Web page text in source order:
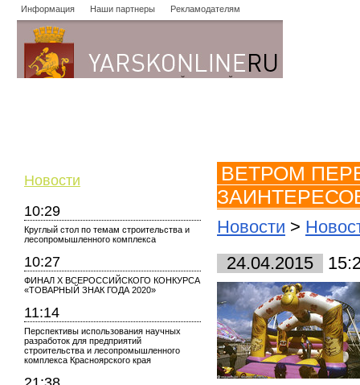
Информация Наши партнеры Рекламодателям
Новости
10:29
Круглый стол по темам строительства и
лесопромышленного комплекса
10:27
ФИНАЛ X ВСЕРОССИЙСКОГО КОНКУРСА
«ТОВАРНЫЙ ЗНАК ГОДА 2020»
11:14
Перспективы использования научных
разработок для предприятий
строительства и лесопромышленного
комплекса Красноярского края
ВЕТРОМ
Новости >
24.04.2015